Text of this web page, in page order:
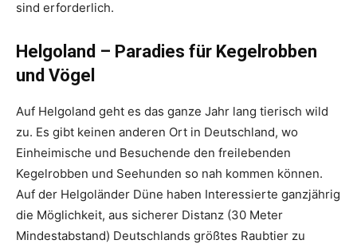
sind erforderlich.
Helgoland – Paradies für Kegelrobben
und Vögel
Auf Helgoland geht es das ganze Jahr lang tierisch wild
zu. Es gibt keinen anderen Ort in Deutschland, wo
Einheimische und Besuchende den freilebenden
Kegelrobben und Seehunden so nah kommen können.
Auf der Helgoländer Düne haben Interessierte ganzjährig
die Möglichkeit, aus sicherer Distanz (30 Meter
Mindestabstand) Deutschlands größtes Raubtier zu